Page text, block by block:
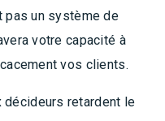
pas un système de
votre capacité à
vos clients.
décideurs retardent le